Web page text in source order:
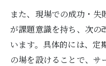
また、現場での成功・失
が課題意識を持ち、次の
います。具体的には、定
の場を設けることで、サ